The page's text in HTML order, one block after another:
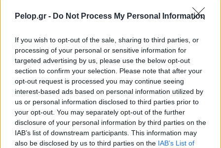
Pelop.gr - Do Not Process My Personal Information
If you wish to opt-out of the sale, sharing to third parties, or
processing of your personal or sensitive information for
targeted advertising by us, please use the below opt-out
section to confirm your selection. Please note that after your
opt-out request is processed you may continue seeing
interest-based ads based on personal information utilized by
us or personal information disclosed to third parties prior to
your opt-out. You may separately opt-out of the further
disclosure of your personal information by third parties on the
IAB’s list of downstream participants. This information may
also be disclosed by us to third parties on the IAB’s List of
IRIS²: Το ευρωπαϊκό δορυφικό δίκτυο που δεν θέλει να
μοιάσει στο Starlink